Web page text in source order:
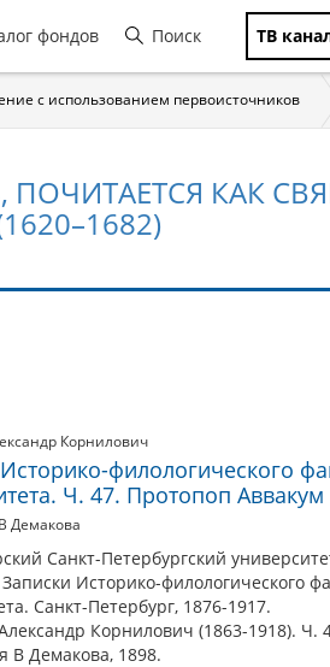
фондов Поиск ТВ
с использованием первоисточников
ПОЧИТАЕТСЯ КАК
Корнилович
филологического
Ч. 47. Протопоп Аввакум
Демакова
Санкт-Петербургский
Историко-филологического
Санкт-Петербург, 1876-1917.
Корнилович (1863-1918). Ч.
В Демакова, 1898.